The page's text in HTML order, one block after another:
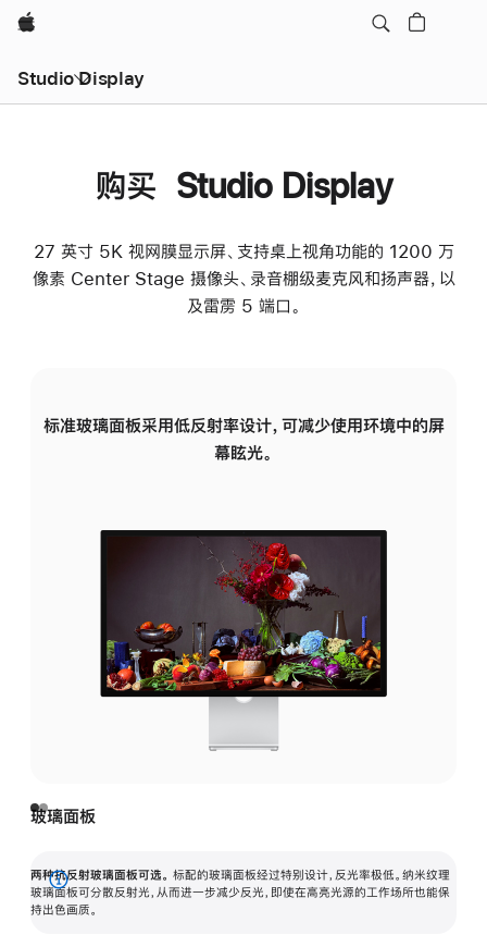
Apple
Studio Display
购买 Studio Display
27 英寸 5K 视网膜显示屏、支持桌上视角功能的 1200 万
像素 Center Stage 摄像头、录音棚级麦克风和扬声器，以
及雷雳 5 端口。
标准玻璃面板采用低反射率设计，可减少使用环境中的屏
幕眩光。
玻璃面板
两种抗反射玻璃面板可选。 标配的玻璃面板经过特别设计，反光率极低。纳米纹理
玻璃面板可分散反射光，从而进一步减少反光，即使在高亮光源的工作场所也能保
持出色画质。
展
开